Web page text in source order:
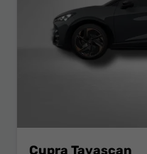
Cupra Tavascan